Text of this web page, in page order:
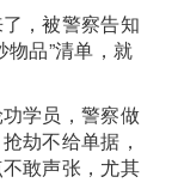
，被警察告知
物品”清单，就
学员，警察做
劫不给单据，
敢声张，尤其